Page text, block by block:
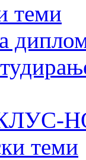
теми
теми